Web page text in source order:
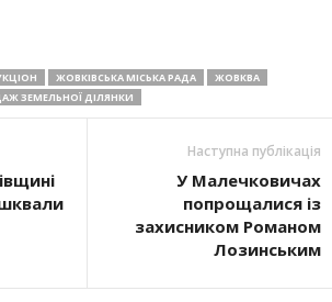
ЖОВКІВСЬКА МІСЬКА РАДА
ЖОВКВА
ЗЕМЕЛЬНОЇ ДІЛЯНКИ
Наступна публікація
У Малечковичах
попрощалися із
захисником Романом
Лозинським